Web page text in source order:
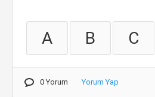
A B C
0 Yorum Yorum Yap